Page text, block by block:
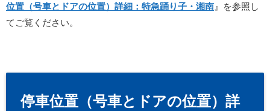
位置（号車とドアの位置）詳細：特急踊り子・湘南 』を参照し
てご覧ください。
停車位置（号車とドアの位置）詳